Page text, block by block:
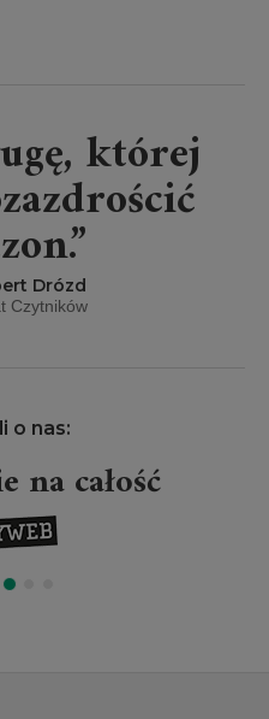
której
Drózd
Czytników
o nas:
na całość